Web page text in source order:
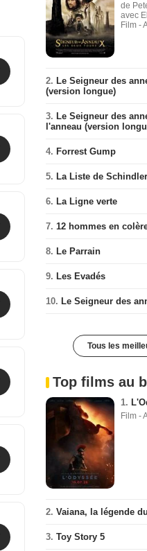
de
avec
Film -
2. Le Seigneur des
(version longue)
3. Le Seigneur des
l'anneau (version
4. Forrest Gump
5. La Liste de Schindler
6. La Ligne verte
7. 12 hommes en
8. Le Parrain
9. Les Evadés
10. Le Seigneur des
Tous les
Top films au
1.
Film -
2. Vaiana, la légende
3. Toy Story 5